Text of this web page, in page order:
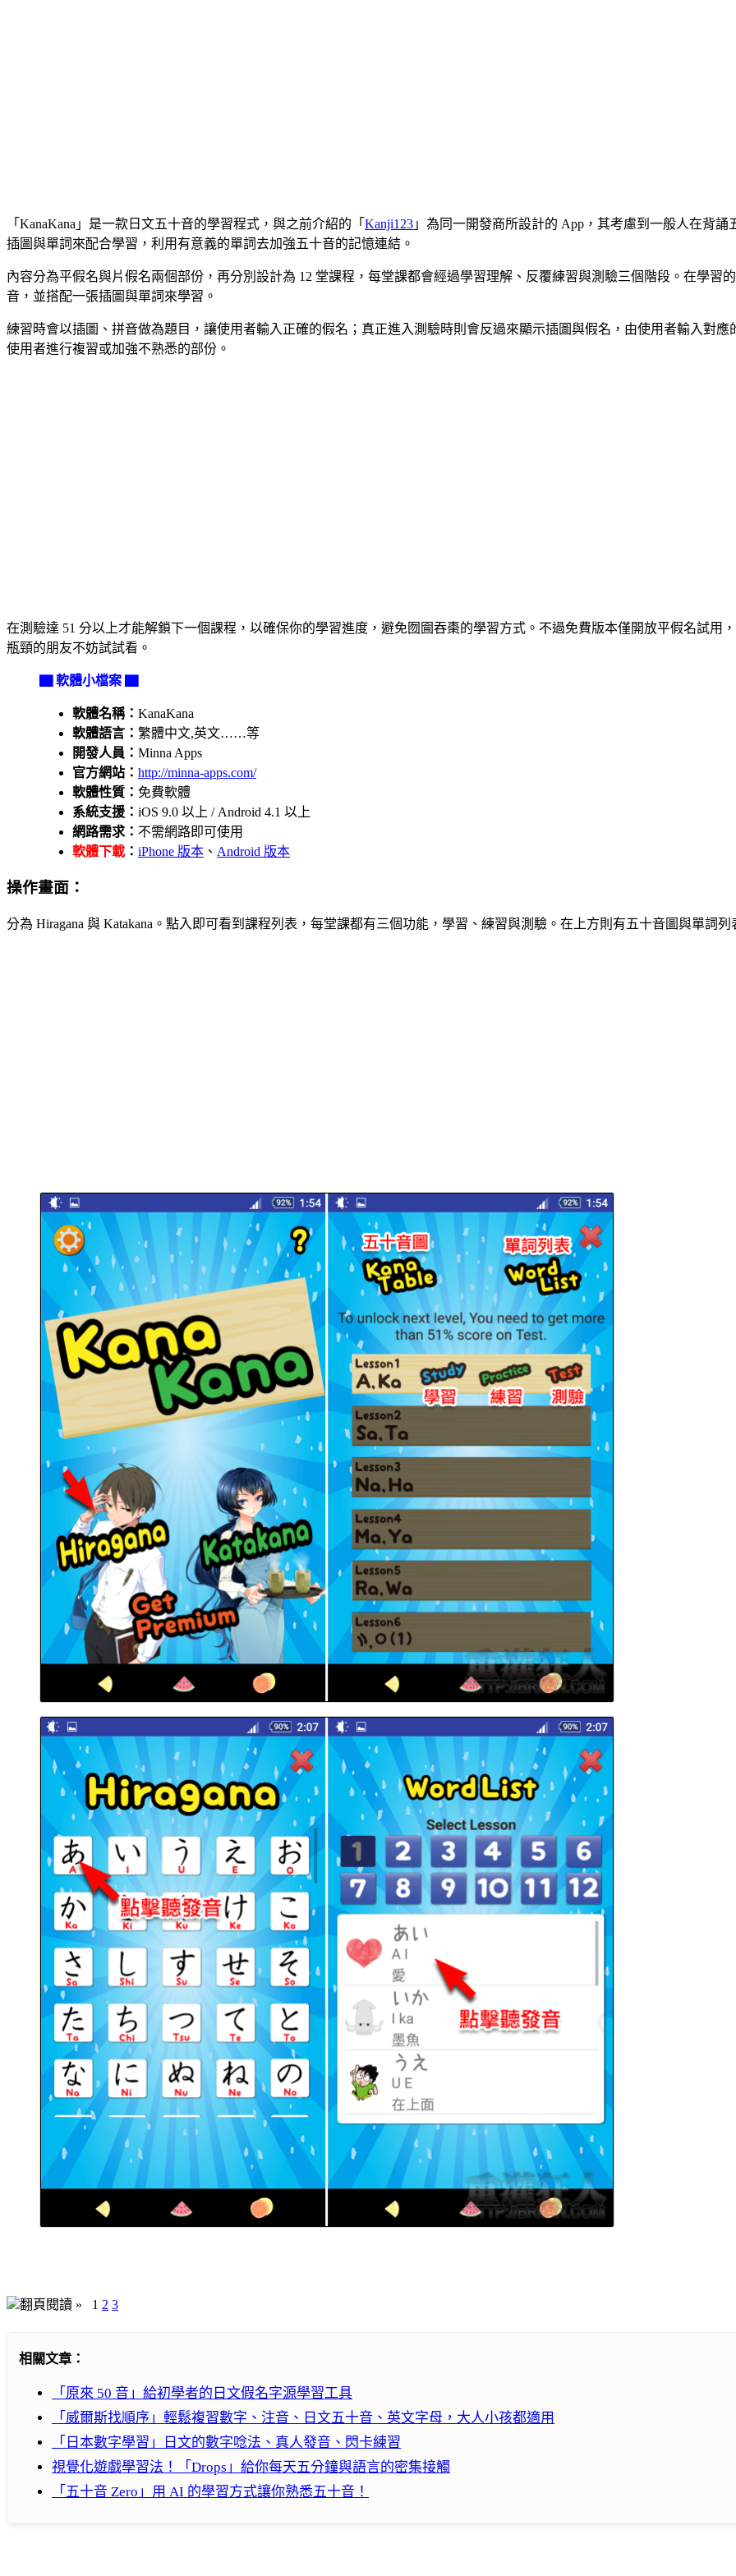
「KanaKana」是一款日文五十音的學習程式，與之前介紹的「 Kanji123 」為同一開發商所設計的 App，其考慮到一般人在背
插圖與單詞來配合學習，利用有意義的單詞去加強五十音的記憶連結。
內容分為平假名與片假名兩個部份，再分別設計為 12 堂課程，每堂課都會經過學習理解、反覆練習與測驗三個階段。在學習
音，並搭配一張插圖與單詞來學習。
練習時會以插圖、拼音做為題目，讓使用者輸入正確的假名；真正進入測驗時則會反過來顯示插圖與假名，由使用者輸入對
使用者進行複習或加強不熟悉的部份。
在測驗達 51 分以上才能解鎖下一個課程，以確保你的學習進度，避免囫圇吞棗的學習方式。不過免費版本僅開放平假名試用
瓶頸的朋友不妨試試看。
▇ 軟體小檔案 ▇
軟體名稱： KanaKana
軟體語言： 繁體中文,英文……等
開發人員： Minna Apps
官方網站： http://minna-apps.com/
軟體性質： 免費軟體
系統支援： iOS 9.0 以上 / Android 4.1 以上
網路需求： 不需網路即可使用
軟體下載 ： iPhone 版本 、 Android 版本
操作畫面：
分為 Hiragana 與 Katakana。點入即可看到課程列表，每堂課都有三個功能，學習、練習與測驗。在上方則有五十音圖與單詞列
翻頁閱讀 » 1 2 3
相關文章：
「原來 50 音」給初學者的日文假名字源學習工具
「威爾斯找順序」輕鬆複習數字、注音、日文五十音、英文字母，大人小孩都適用
「日本數字學習」日文的數字唸法、真人發音、閃卡練習
視覺化遊戲學習法！「Drops」給你每天五分鐘與語言的密集接觸
「五十音 Zero」用 AI 的學習方式讓你熟悉五十音！